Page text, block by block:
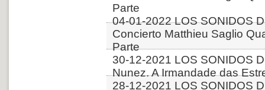
Parte
04-01-2022 LOS SONIDOS
Concierto Matthieu Saglio
Parte
30-12-2021 LOS SONIDOS
Nunez. A Irmandade das
28-12-2021 LOS SONIDOS